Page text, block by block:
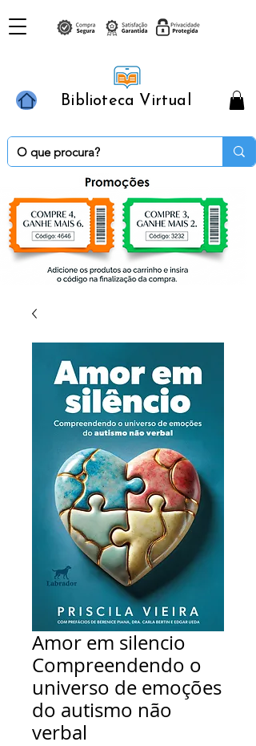
Biblioteca Virtual
Amor em silencio
Compreendendo o
universo de emoções
do autismo não
verbal